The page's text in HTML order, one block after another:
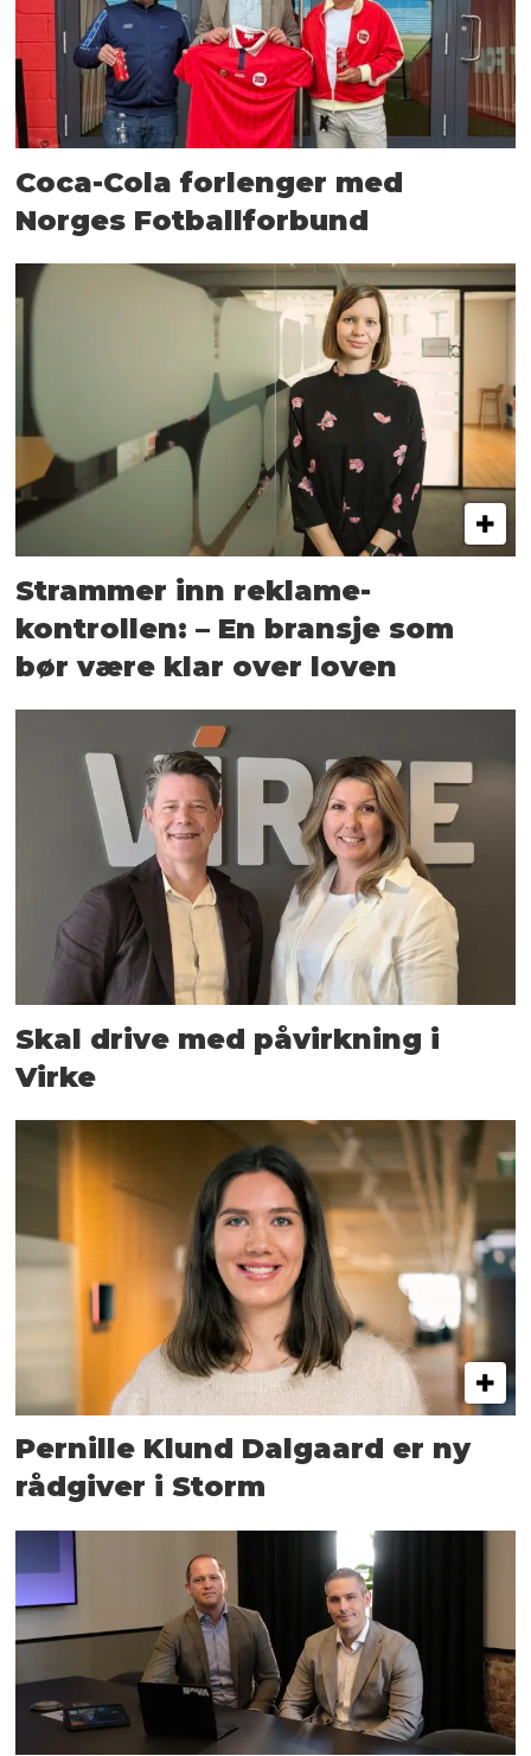
Coca-Cola forlenger med
Norges Fotballforbund
Strammer inn reklame-
kontrollen: – En bransje som
bør være klar over loven
Skal drive med påvirkning i
Virke
Pernille Klund Dalgaard er ny
rådgiver i Storm